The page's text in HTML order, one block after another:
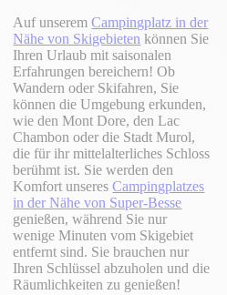
Auf unseremCampingplatz in der
Nähe von Skigebieten können Sie
Ihren Urlaub mit saisonalen
Erfahrungen bereichern! Ob
Wandern oder Skifahren, Sie
können die Umgebung erkunden,
wie den Mont Dore, den Lac
Chambon oder die Stadt Murol,
die für ihr mittelalterliches Schloss
berühmt ist. Sie werden den
Komfort unseresCampingplatzes
in der Nähe von Super-Besse
genießen, während Sie nur
wenige Minuten vom Skigebiet
entfernt sind. Sie brauchen nur
Ihren Schlüssel abzuholen und die
Räumlichkeiten zu genießen!